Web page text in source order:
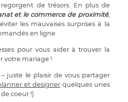
de trésors. En plus de
et le commerce de proximité,
les mauvaises surprises à la
en ligne.
pour vous aider à trouver la
votre mariage !
– juste le plaisir de vous partager
et designerquelques unes
coeur !)